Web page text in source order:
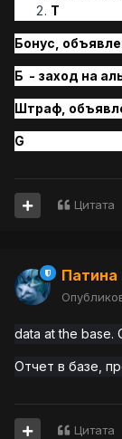
Т
Бонус,
Б - заход на
Штраф,
G
Цитата
Патина
data at the base.
Отчет в базе,
Цитата